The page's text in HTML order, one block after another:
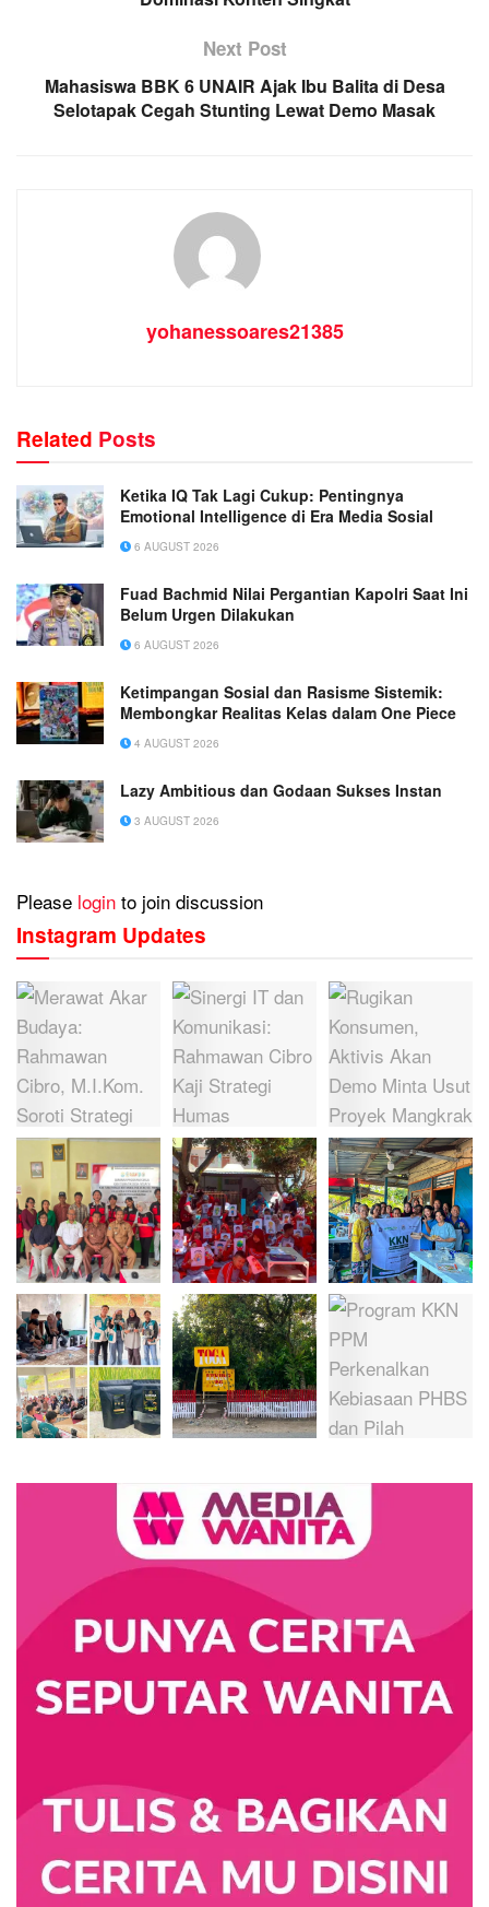
Next Post
Mahasiswa BBK 6 UNAIR Ajak Ibu Balita di Desa
Selotapak Cegah Stunting Lewat Demo Masak
yohanessoares21385
Related Posts
Ketika IQ Tak Lagi Cukup: Pentingnya
Emotional Intelligence di Era Media Sosial
6 AUGUST 2026
Fuad Bachmid Nilai Pergantian Kapolri Saat Ini
Belum Urgen Dilakukan
6 AUGUST 2026
Ketimpangan Sosial dan Rasisme Sistemik:
Membongkar Realitas Kelas dalam One Piece
4 AUGUST 2026
Lazy Ambitious dan Godaan Sukses Instan
3 AUGUST 2026
Please login to join discussion
Instagram Updates